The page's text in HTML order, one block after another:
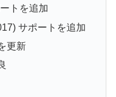
トを追加
サポートを追加
更新